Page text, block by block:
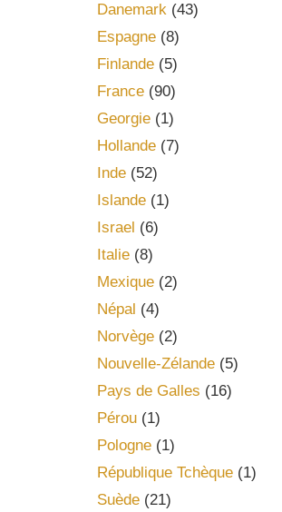
Danemark(43)
Espagne(8)
Finlande(5)
France(90)
Georgie(1)
Hollande(7)
Inde(52)
Islande(1)
Israel (6)
Italie(8)
Mexique(2)
Népal (4)
Norvège(2)
Nouvelle-Zélande(5)
Pays de Galles (16)
Pérou(1)
Pologne(1)
République Tchèque(1)
Suède(21)